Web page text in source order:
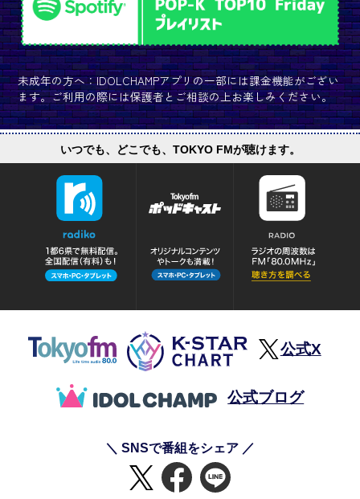
未成年の方へ：IDOLCHAMPアプリの一部には課金機能がござい
ます。ご利用の際には保護者とご相談の上お楽しみください。
いつでも、どこでも、TOKYO FMが聴けます。
公式X
公式ブログ
＼ SNSで番組をシェア ／